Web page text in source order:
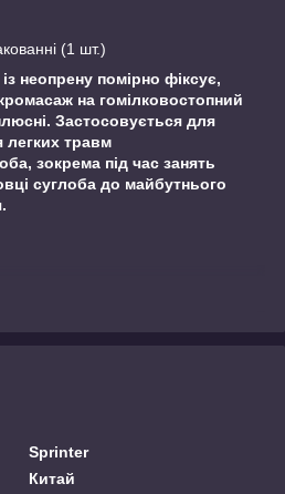
(1 шт.)
неопрену помірно фіксує,
на гомілковостопний
Застосовується для
легких травм
зокрема під час занять
суглоба до майбутнього
Sprinter
Китай